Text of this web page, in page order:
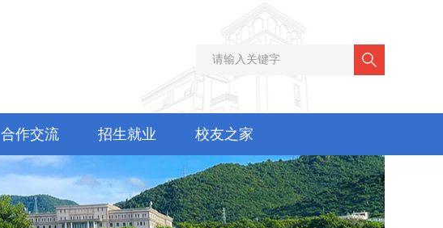
合作交流 招生就业 校友之家